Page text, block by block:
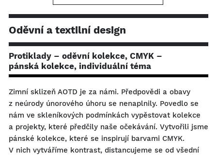
Oděvní a textilní design
Protiklady – oděvní kolekce, CMYK –
pánská kolekce, individuální téma
Zimní sklizeň AOTD je za námi. Předpovědi a obavy
z neúrody únorového úhoru se nenaplnily. Povedlo se
nám ve skleníkových podmínkách vypěstovat kolekce
a projekty, které předčily naše očekávání. Vytvořili jsme
pánské kolekce, které se inspirují barvami CMYK.
V nich vytváříme kontrast, distancujeme se od všední